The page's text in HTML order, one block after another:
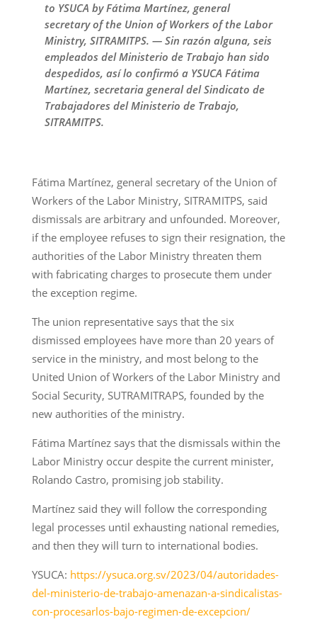
to YSUCA by Fátima Martínez, general
secretary of the Union of Workers of the Labor
Ministry, SITRAMITPS. — Sin razón alguna, seis
empleados del Ministerio de Trabajo han sido
despedidos, así lo confirmó a YSUCA Fátima
Martínez, secretaria general del Sindicato de
Trabajadores del Ministerio de Trabajo,
SITRAMITPS.
Fátima Martínez, general secretary of the Union of
Workers of the Labor Ministry, SITRAMITPS, said
dismissals are arbitrary and unfounded. Moreover,
if the employee refuses to sign their resignation, the
authorities of the Labor Ministry threaten them
with fabricating charges to prosecute them under
the exception regime.
The union representative says that the six
dismissed employees have more than 20 years of
service in the ministry, and most belong to the
United Union of Workers of the Labor Ministry and
Social Security, SUTRAMITRAPS, founded by the
new authorities of the ministry.
Fátima Martínez says that the dismissals within the
Labor Ministry occur despite the current minister,
Rolando Castro, promising job stability.
Martínez said they will follow the corresponding
legal processes until exhausting national remedies,
and then they will turn to international bodies.
YSUCA: https://ysuca.org.sv/2023/04/autoridades-
del-ministerio-de-trabajo-amenazan-a-sindicalistas-
con-procesarlos-bajo-regimen-de-excepcion/